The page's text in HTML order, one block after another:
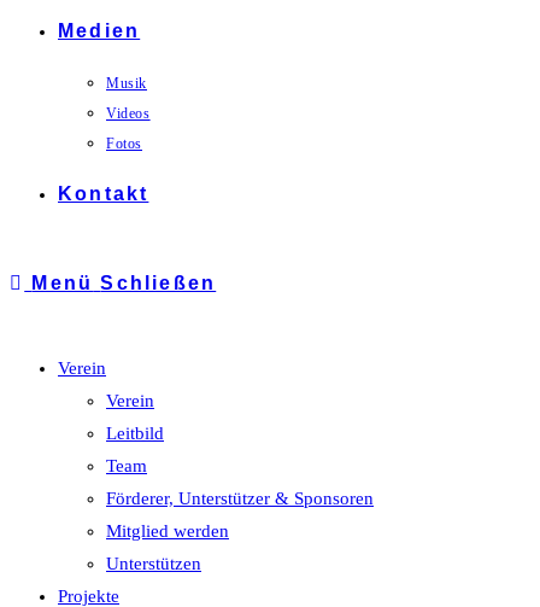
Medien
Musik
Videos
Fotos
Kontakt
Menü Schließen
Verein
Verein
Leitbild
Team
Förderer, Unterstützer & Sponsoren
Mitglied werden
Unterstützen
Projekte